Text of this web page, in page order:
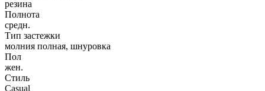
резина
Полнота
средн.
Тип застежки
молния полная, шнуровка
Пол
жен.
Стиль
Casual